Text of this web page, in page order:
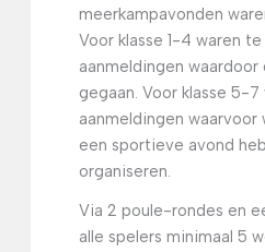
meerkampavonden
Voor klasse 1-4 waren
aanmeldingen
gegaan. Voor klasse 5-7
aanmeldingen waarvoor
een sportieve avond
organiseren.
Via 2 poule-rondes en
alle spelers minimaal 5